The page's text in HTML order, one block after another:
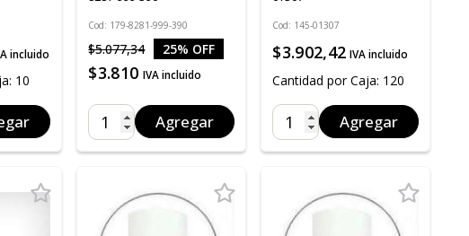
incluido
10
Cod: 179-8281-999-390
$5.077,34 25% OFF
$3.810 IVA incluido
Agregar
Cod: 145-01307
$3.902,42 IVA incluido
Cantidad por Caja: 120
Agregar